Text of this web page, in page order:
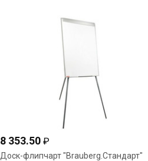
8 353.50 ₽
Доск-флипчарт "Brauberg.Стандарт"